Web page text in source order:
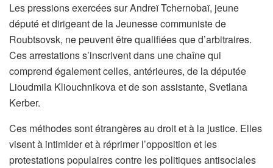
Les pressions exercées sur Andreï Tchernobaï, jeune
député et dirigeant de la Jeunesse communiste de
Roubtsovsk, ne peuvent être qualifiées que d’arbitraires.
Ces arrestations s’inscrivent dans une chaîne qui
comprend également celles, antérieures, de la députée
Lioudmila Kliouchnikova et de son assistante, Svetlana
Kerber.
Ces méthodes sont étrangères au droit et à la justice. Elles
visent à intimider et à réprimer l’opposition et les
protestations populaires contre les politiques antisociales